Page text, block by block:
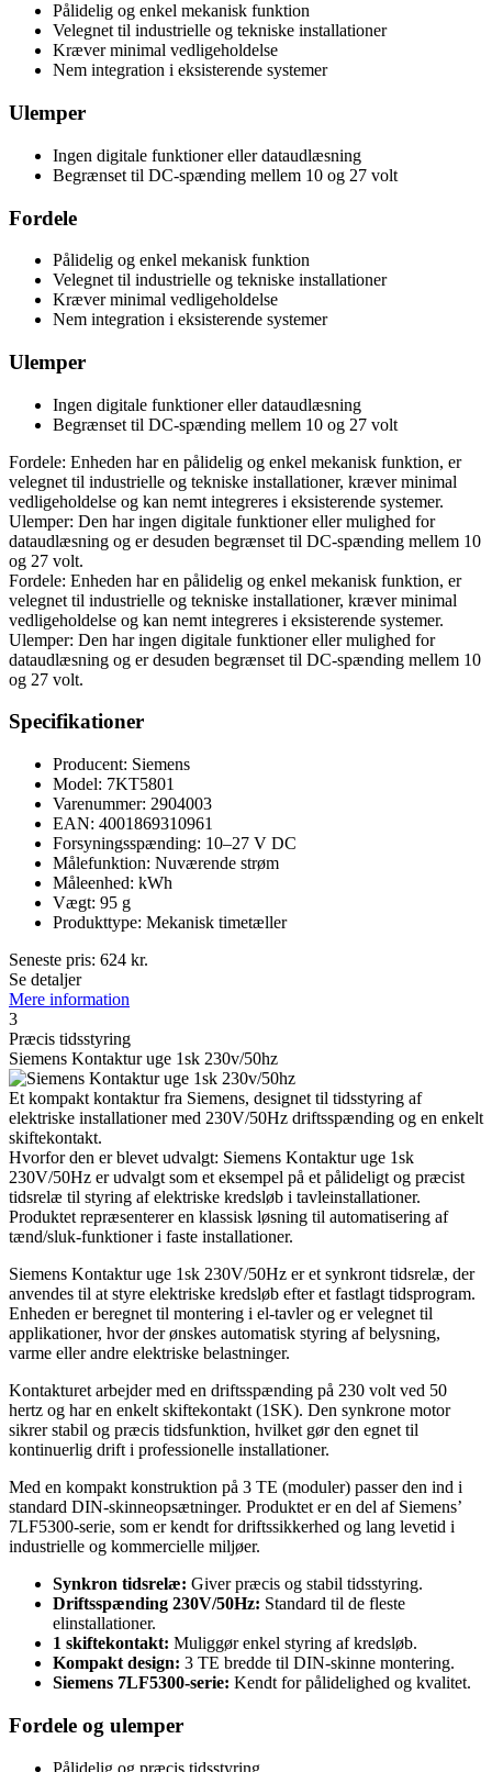
Pålidelig og enkel mekanisk funktion
Velegnet til industrielle og tekniske installationer
Kræver minimal vedligeholdelse
Nem integration i eksisterende systemer
Ulemper
Ingen digitale funktioner eller dataudlæsning
Begrænset til DC-spænding mellem 10 og 27 volt
Fordele
Pålidelig og enkel mekanisk funktion
Velegnet til industrielle og tekniske installationer
Kræver minimal vedligeholdelse
Nem integration i eksisterende systemer
Ulemper
Ingen digitale funktioner eller dataudlæsning
Begrænset til DC-spænding mellem 10 og 27 volt
Fordele: Enheden har en pålidelig og enkel mekanisk funktion, er
velegnet til industrielle og tekniske installationer, kræver minimal
vedligeholdelse og kan nemt integreres i eksisterende systemer.
Ulemper: Den har ingen digitale funktioner eller mulighed for
dataudlæsning og er desuden begrænset til DC-spænding mellem 10
og 27 volt.
Fordele: Enheden har en pålidelig og enkel mekanisk funktion, er
velegnet til industrielle og tekniske installationer, kræver minimal
vedligeholdelse og kan nemt integreres i eksisterende systemer.
Ulemper: Den har ingen digitale funktioner eller mulighed for
dataudlæsning og er desuden begrænset til DC-spænding mellem 10
og 27 volt.
Specifikationer
Producent: Siemens
Model: 7KT5801
Varenummer: 2904003
EAN: 4001869310961
Forsyningsspænding: 10–27 V DC
Målefunktion: Nuværende strøm
Måleenhed: kWh
Vægt: 95 g
Produkttype: Mekanisk timetæller
Seneste pris: 624 kr.
Se detaljer
Mere information
3
Præcis tidsstyring
Siemens Kontaktur uge 1sk 230v/50hz
Et kompakt kontaktur fra Siemens, designet til tidsstyring af
elektriske installationer med 230V/50Hz driftsspænding og en enkelt
skiftekontakt.
Hvorfor den er blevet udvalgt: Siemens Kontaktur uge 1sk
230V/50Hz er udvalgt som et eksempel på et pålideligt og præcist
tidsrelæ til styring af elektriske kredsløb i tavleinstallationer.
Produktet repræsenterer en klassisk løsning til automatisering af
tænd/sluk-funktioner i faste installationer.
Siemens Kontaktur uge 1sk 230V/50Hz er et synkront tidsrelæ, der
anvendes til at styre elektriske kredsløb efter et fastlagt tidsprogram.
Enheden er beregnet til montering i el-tavler og er velegnet til
applikationer, hvor der ønskes automatisk styring af belysning,
varme eller andre elektriske belastninger.
Kontakturet arbejder med en driftsspænding på 230 volt ved 50
hertz og har en enkelt skiftekontakt (1SK). Den synkrone motor
sikrer stabil og præcis tidsfunktion, hvilket gør den egnet til
kontinuerlig drift i professionelle installationer.
Med en kompakt konstruktion på 3 TE (moduler) passer den ind i
standard DIN-skinneopsætninger. Produktet er en del af Siemens’
7LF5300-serie, som er kendt for driftssikkerhed og lang levetid i
industrielle og kommercielle miljøer.
Synkron tidsrelæ: Giver præcis og stabil tidsstyring.
Driftsspænding 230V/50Hz: Standard til de fleste
elinstallationer.
1 skiftekontakt: Muliggør enkel styring af kredsløb.
Kompakt design: 3 TE bredde til DIN-skinne montering.
Siemens 7LF5300-serie: Kendt for pålidelighed og kvalitet.
Fordele og ulemper
Pålidelig og præcis tidsstyring